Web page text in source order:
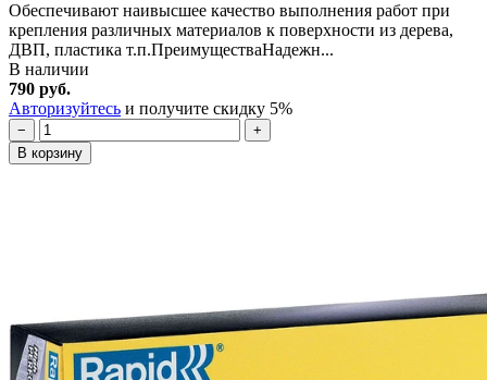
Обеспечивают наивысшее качество выполнения работ при
крепления различных материалов к поверхности из дерева,
ДВП, пластика т.п.ПреимуществаНадежн...
В наличии
790 руб.
Авторизуйтесь и получите скидку 5%
−
+
В корзину